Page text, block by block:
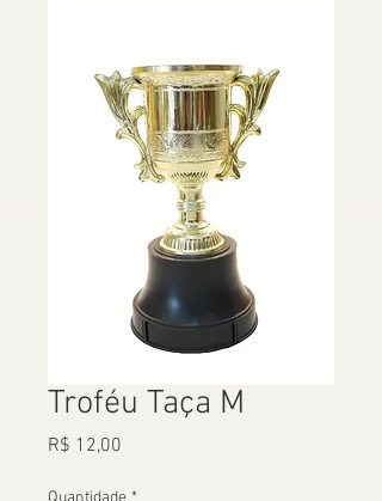
Troféu Taça M
R$ 12,00